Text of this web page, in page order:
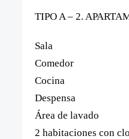
TIPO A – 2.
Sala
Comedor
Cocina
Despensa
Área de lavado
2 habitaciones con